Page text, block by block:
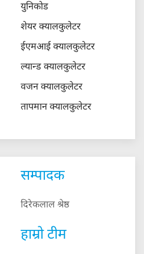
युनिकोड
शेयर क्यालकुलेटर
ईएमआई क्यालकुलेटर
ल्यान्ड क्यालकुलेटर
वजन क्यालकुलेटर
तापमान क्यालकुलेटर
सम्पादक
दिरेकलाल श्रेष्ठ
हाम्रो टीम